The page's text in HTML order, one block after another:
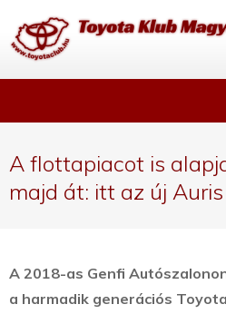
A flottapiacot is
majd át: itt az új Auris
A 2018-as Genfi
a harmadik generációs